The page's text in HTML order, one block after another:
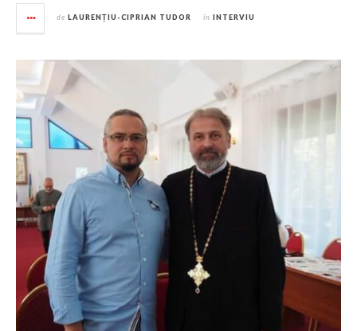
de LAURENȚIU-CIPRIAN TUDOR în INTERVIU